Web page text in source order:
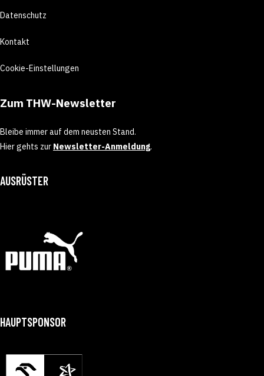
Datenschutz
Kontakt
Cookie-Einstellungen
Zum THW-Newsletter
Bleibe immer auf dem neusten Stand.
Hier gehts zur Newsletter-Anmeldung.
AUSRÜSTER
HAUPTSPONSOR